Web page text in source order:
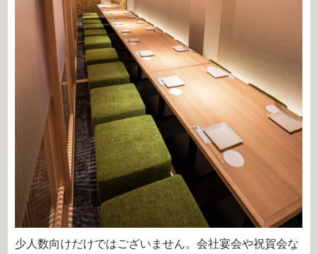
少人数向けだけではございません。会社宴会や祝賀会な